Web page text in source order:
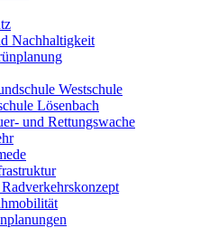
Nachhaltigkeit
Westschule
Lösenbach
und Rettungswache